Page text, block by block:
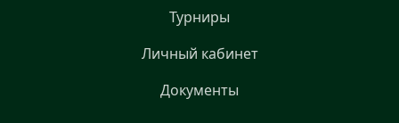
Турниры
Личный кабинет
Документы